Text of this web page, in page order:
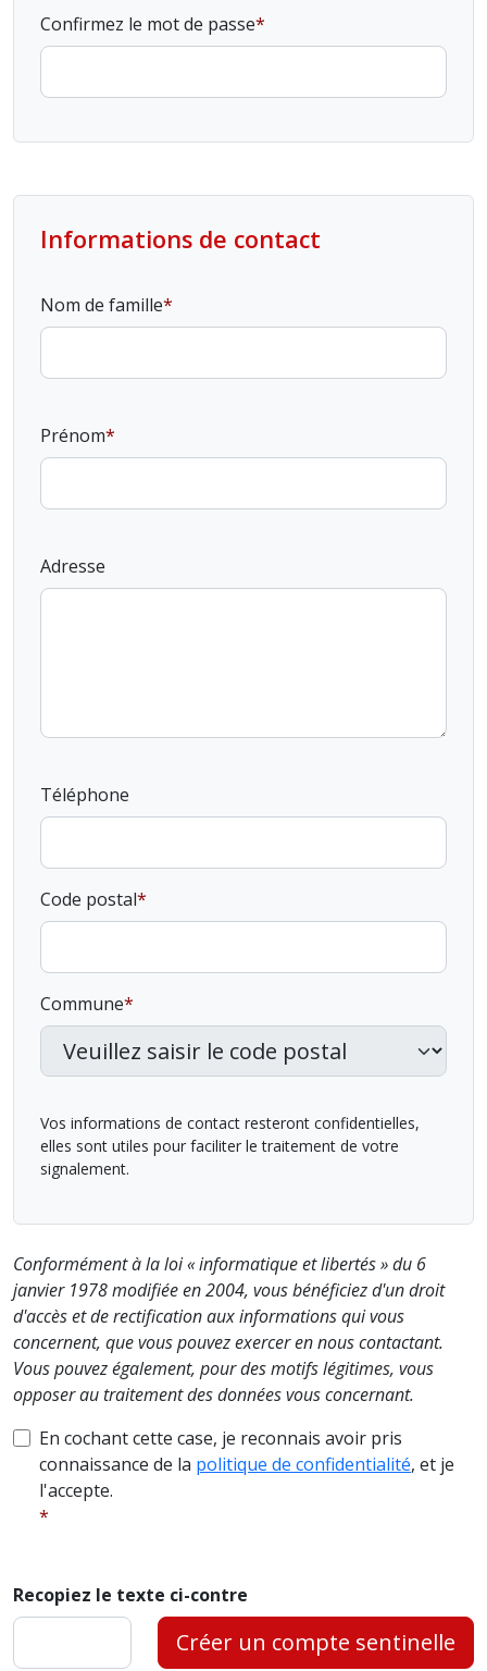
Confirmez le mot de passe
Informations de contact
Nom de famille
Prénom
Adresse
Téléphone
Code postal
Commune
Vos informations de contact resteront confidentielles,
elles sont utiles pour faciliter le traitement de votre
signalement.
Conformément à la loi « informatique et libertés » du 6
janvier 1978 modifiée en 2004, vous bénéficiez d'un droit
d'accès et de rectification aux informations qui vous
concernent, que vous pouvez exercer en nous contactant.
Vous pouvez également, pour des motifs légitimes, vous
opposer au traitement des données vous concernant.
En cochant cette case, je reconnais avoir pris
connaissance de la politique de confidentialité, et je
l'accepte.
Recopiez le texte ci-contre
Créer un compte sentinelle